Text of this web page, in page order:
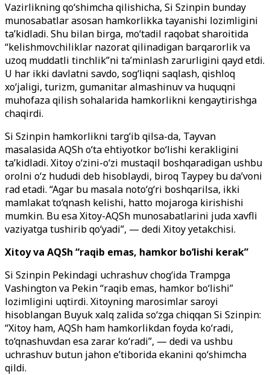
Vazirlikning qo‘shimcha qilishicha, Si Szinpin bunday
munosabatlar asosan hamkorlikka tayanishi lozimligini
ta’kidladi. Shu bilan birga, mo‘tadil raqobat sharoitida
“kelishmovchiliklar nazorat qilinadigan barqarorlik va
uzoq muddatli tinchlik”ni ta’minlash zarurligini qayd etdi.
U har ikki davlatni savdo, sog‘liqni saqlash, qishloq
xo‘jaligi, turizm, gumanitar almashinuv va huquqni
muhofaza qilish sohalarida hamkorlikni kengaytirishga
chaqirdi.
Si Szinpin hamkorlikni targ‘ib qilsa-da, Tayvan
masalasida AQSh o‘ta ehtiyotkor bo‘lishi kerakligini
ta’kidladi. Xitoy o‘zini-o‘zi mustaqil boshqaradigan ushbu
orolni o‘z hududi deb hisoblaydi, biroq Taypey bu da’voni
rad etadi. “Agar bu masala noto‘g‘ri boshqarilsa, ikki
mamlakat to‘qnash kelishi, hatto mojaroga kirishishi
mumkin. Bu esa Xitoy-AQSh munosabatlarini juda xavfli
vaziyatga tushirib qo‘yadi”, — dedi Xitoy yetakchisi.
Xitoy va AQSh “raqib emas, hamkor bo‘lishi kerak”
Si Szinpin Pekindagi uchrashuv chog‘ida Trampga
Vashington va Pekin “raqib emas, hamkor bo‘lishi”
lozimligini uqtirdi. Xitoyning marosimlar saroyi
hisoblangan Buyuk xalq zalida so‘zga chiqqan Si Szinpin:
“Xitoy ham, AQSh ham hamkorlikdan foyda ko‘radi,
to‘qnashuvdan esa zarar ko‘radi”, — dedi va ushbu
uchrashuv butun jahon e’tiborida ekanini qo‘shimcha
qildi.